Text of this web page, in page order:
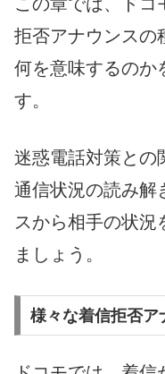
拒否アナウンスの
何を意味するのか
す。
迷惑電話対策との
通信状況の読み解
スから相手の状況
ましょう。
様々な着信拒否ア